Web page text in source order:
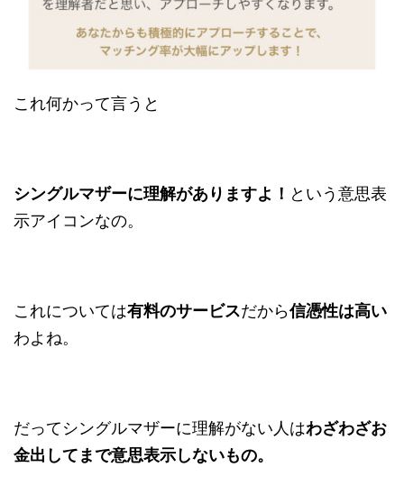
これ何かって言うと
シングルマザーに理解がありますよ！ という意思表
示アイコンなの。
これについては有料のサービスだから信憑性は高い
わよね。
だってシングルマザーに理解がない人はわざわざお
金出してまで意思表示しないもの。